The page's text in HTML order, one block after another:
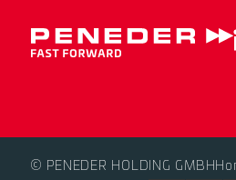
© PENEDER HOLDING GMBH